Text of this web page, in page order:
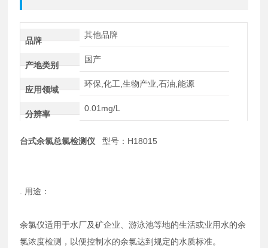
品牌
其他品牌
产地类别
国产
应用领域
环保,化工,生物产业,石油,能源
分辨率
0.01mg/L
台式余氯总氯检测仪 型号：H18015
. 用途：
余氯仪适用于水厂及矿企业、游泳池等地的生活或业用水的余
氯浓度检测，以便控制水的余氯达到规定的水质标准。